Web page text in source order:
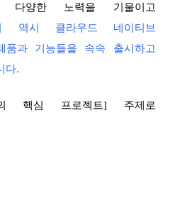
다양한 노력을 기울이고
니 역시 클라우드 네이티브
품과 기능들을 속속 출시하고
다.
핵심 프로젝트] 주제로